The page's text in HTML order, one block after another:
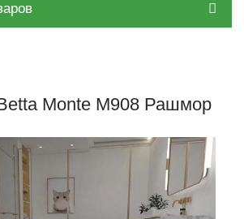
Monte M908 Рашмор